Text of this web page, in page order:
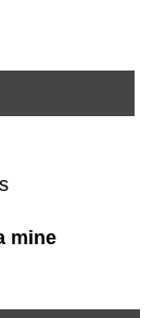
mine